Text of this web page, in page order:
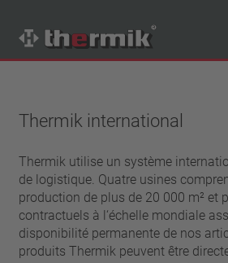
à ouverture
à fermeture
Gamme de température
température standard (60 – 200 °C)
haute température (205 – 250 °C)
Classe de puissance
1,6 A – 7,5 A
Rappel
Thermik international
Thermik utilise un système
de logistique. Quatre usines
production de plus de 20 000 m² et
contractuels à l‘échelle mondiale
disponibilité permanente de nos
produits Thermik peuvent être